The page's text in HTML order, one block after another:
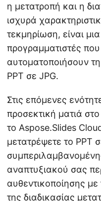
η μετατροπή και η
ισχυρά
τεκμηρίωση, είναι
προγραμματιστές
αυτοματοποιήσουν
PPT σε JPG.
Στις επόμενες
προσεκτική ματιά
το Aspose.Slides
μετατρέψετε το PPT
αναπτυξιακού σας
αυθεντικοποίησης
της διαδικασίας